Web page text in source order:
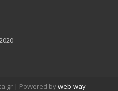
| Powered byweb-way